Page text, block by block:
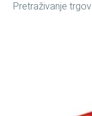
Pretraživanje